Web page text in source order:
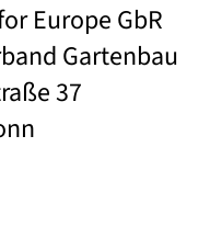
Europe GbR
Gartenbau
37